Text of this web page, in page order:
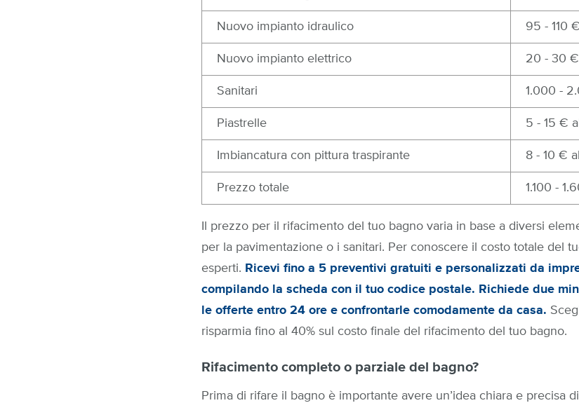
Nuovo impianto idraulico 95 - 110
Nuovo impianto elettrico 20 - 30
Sanitari 1.000 -
Piastrelle 5 - 15 €
Imbiancatura con pittura traspirante 8 - 10 €
Prezzo totale 1.100 -
Il prezzo per il rifacimento del tuo bagno varia in base a diversi
per la pavimentazione o i sanitari. Per conoscere il costo totale del
esperti. Ricevi fino a 5 preventivi gratuiti e personalizzati da
compilando la scheda con il tuo codice postale. Richiede due
le offerte entro 24 ore e confrontarle comodamente da casa.
risparmia fino al 40% sul costo finale del rifacimento del tuo bagno.
Rifacimento completo o parziale del bagno?
Prima di rifare il bagno è importante avere un’idea chiara e precisa